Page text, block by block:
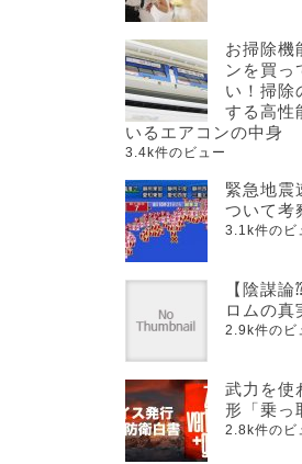
お掃除機
ンを買っ
い！掃除
する高性
いるエアコンの中身
3.4k件のビュー
緊急地震
ついて考
3.1k件のビ
【陰謀
ロムの真
2.9k件のビ
武力を使
形「乗っ
2.8k件のビ